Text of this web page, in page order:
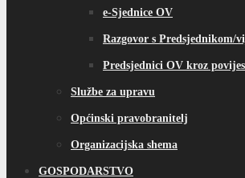
e-Sjednice OV
Razgovor s Predsjednikom/
Predsjednici OV kroz
Službe za upravu
Općinski pravobranitelj
Organizacijska shema
GOSPODARSTVO